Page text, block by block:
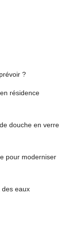
?
résidence
douche en verre
pour moderniser
des eaux